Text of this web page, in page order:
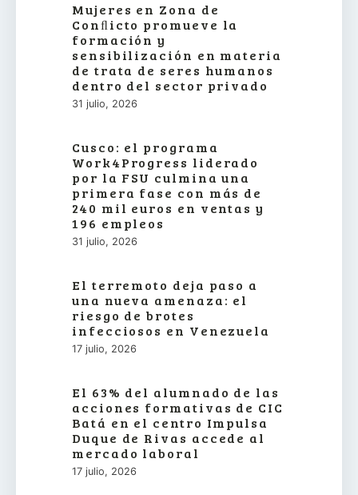
Mujeres en Zona de
Conﬂicto promueve la
formación y
sensibilización en materia
de trata de seres humanos
dentro del sector privado
31 julio, 2026
Cusco: el programa
Work4Progress liderado
por la FSU culmina una
primera fase con más de
240 mil euros en ventas y
196 empleos
31 julio, 2026
El terremoto deja paso a
una nueva amenaza: el
riesgo de brotes
infecciosos en Venezuela
17 julio, 2026
El 63% del alumnado de las
acciones formativas de CIC
Batá en el centro Impulsa
Duque de Rivas accede al
mercado laboral
17 julio, 2026